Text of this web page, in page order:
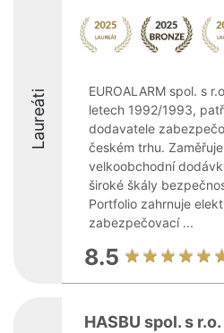
Laureáti
EUROALARM spol. s
letech 1992/1993,
dodavatele
českém trhu.
velkoobchodní
široké škály
Portfolio zahrnuje
zabezpečovací ...
8.5
HASBU spol. s r.o.